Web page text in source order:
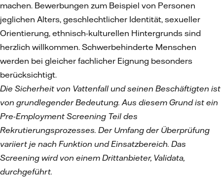
machen. Bewerbungen zum Beispiel von Personen
jeglichen Alters, geschlechtlicher Identität, sexueller
Orientierung, ethnisch-kulturellen Hintergrunds sind
herzlich willkommen. Schwerbehinderte Menschen
werden bei gleicher fachlicher Eignung besonders
berücksichtigt.
Die Sicherheit von Vattenfall und seinen Beschäftigten ist
von grundlegender Bedeutung. Aus diesem Grund ist ein
Pre-Employment Screening Teil des
Rekrutierungsprozesses. Der Umfang der Überprüfung
variiert je nach Funktion und Einsatzbereich. Das
Screening wird von einem Drittanbieter, Validata,
durchgeführt.